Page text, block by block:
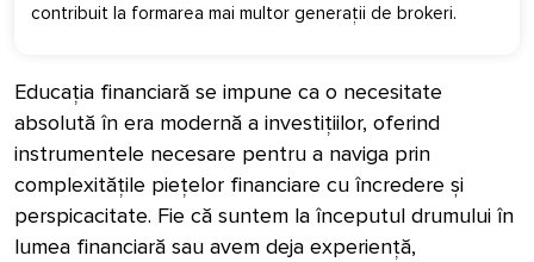
contribuit la formarea mai multor generații de brokeri.
Educația financiară se impune ca o necesitate
absolută în era modernă a investițiilor, oferind
instrumentele necesare pentru a naviga prin
complexitățile piețelor financiare cu încredere și
perspicacitate. Fie că suntem la începutul drumului în
lumea financiară sau avem deja experiență,